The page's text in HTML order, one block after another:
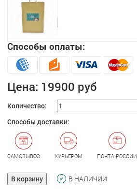
Способы оплаты:
Цена: 19900 руб
Количество:
Способы доставки:
САМОВЫВОЗ КУРЬЕРОМ ПОЧТА РОССИИ
В корзину В НАЛИЧИИ